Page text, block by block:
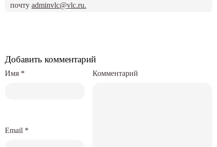
почтуadminvlc@vlc.ru.
Добавить комментарий
Комментарий
Имя *
Email *